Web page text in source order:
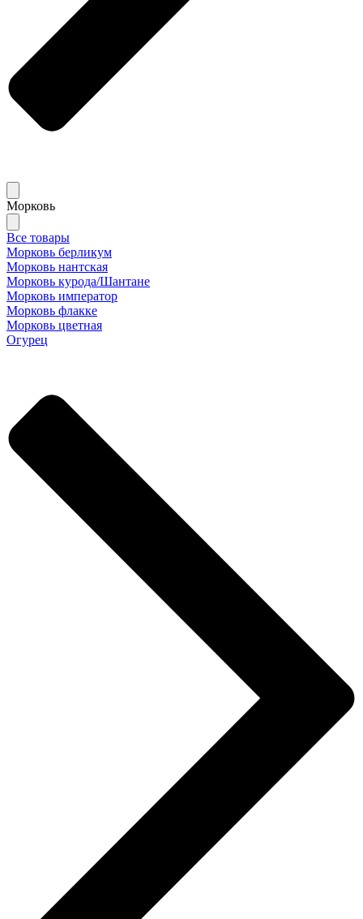
Морковь
Все товары
Морковь берликум
Морковь нантская
Морковь курода/Шантане
Морковь император
Морковь флакке
Морковь цветная
Огурец